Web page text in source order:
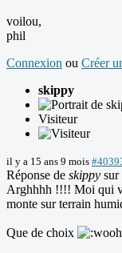
voilou,
phil
Connexion ou Créer
skippy
Visiteur
il y a 15 ans 9 mois
Réponse de skippy sur
Arghhhh !!!! Moi qui
monte sur terrain
Que de choix